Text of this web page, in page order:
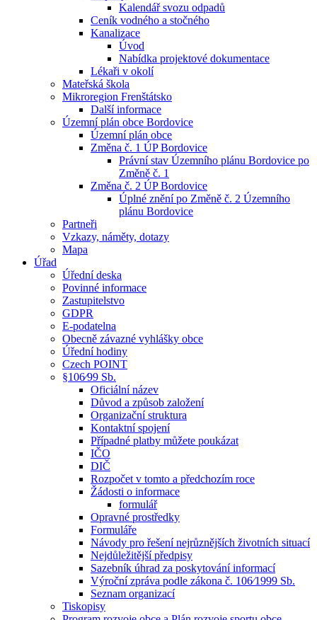
Kalendář svozu odpadů
Ceník vodného a stočného
Kanalizace
Úvod
Nabídka projektové dokumentace
Lékaři v okolí
Mateřská škola
Mikroregion Frenštátsko
Další informace
Územní plán obce Bordovice
Územní plán obce
Změna č. 1 ÚP Bordovice
Právní stav Územního plánu Bordovice po
Změně č. 1
Změna č. 2 ÚP Bordovice
Úplné znění po Změně č. 2 Územního
plánu Bordovice
Partneři
Vzkazy, náměty, dotazy
Mapa
Úřad
Úřední deska
Povinné informace
Zastupitelstvo
GDPR
E-podatelna
Obecně závazné vyhlášky obce
Úřední hodiny
Czech POINT
§106⁄99 Sb.
Oficiální název
Důvod a způsob založení
Organizační struktura
Kontaktní spojení
Případné platby můžete poukázat
IČO
DIČ
Rozpočet v tomto a předchozím roce
Žádosti o informace
formulář
Opravné prostředky
Formuláře
Návody pro řešení nejrůznějších životních situací
Nejdůležitější předpisy
Sazebník úhrad za poskytování informací
Výroční zpráva podle zákona č. 106⁄1999 Sb.
Seznam organizací
Tiskopisy